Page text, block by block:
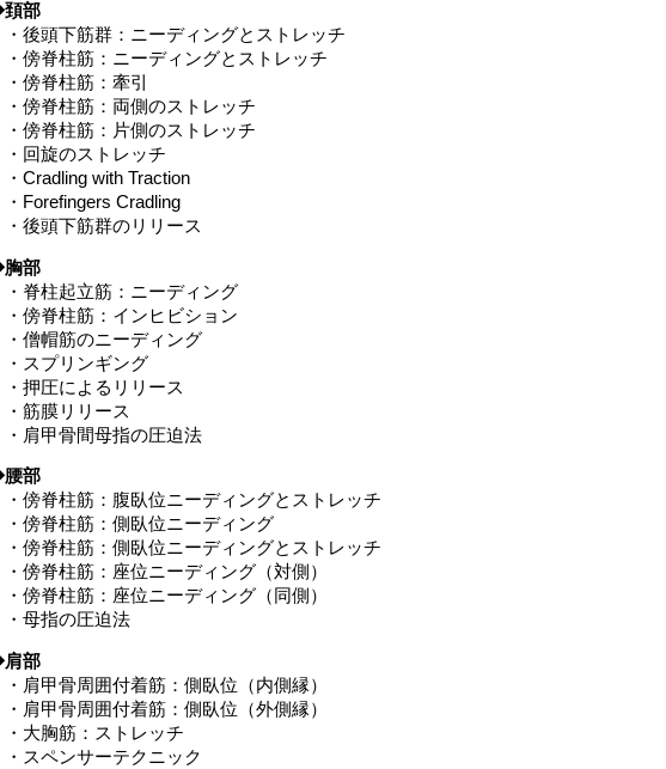
部
後頭下筋群：ニーディングとストレッチ
傍脊柱筋：ニーディングとストレッチ
傍脊柱筋：牽引
傍脊柱筋：両側のストレッチ
傍脊柱筋：片側のストレッチ
回旋のストレッチ
Cradling with Traction
Forefingers Cradling
後頭下筋群のリリース
部
脊柱起立筋：ニーディング
傍脊柱筋：インヒビション
僧帽筋のニーディング
スプリンギング
押圧によるリリース
筋膜リリース
肩甲骨間母指の圧迫法
部
傍脊柱筋：腹臥位ニーディングとストレッチ
傍脊柱筋：側臥位ニーディング
傍脊柱筋：側臥位ニーディングとストレッチ
傍脊柱筋：座位ニーディング（対側）
傍脊柱筋：座位ニーディング（同側）
母指の圧迫法
部
肩甲骨周囲付着筋：側臥位（内側縁）
肩甲骨周囲付着筋：側臥位（外側縁）
大胸筋：ストレッチ
スペンサーテクニック